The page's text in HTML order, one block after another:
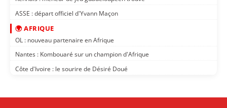
ASSE : départ officiel d'Yvann Maçon
🌍 AFRIQUE
OL : nouveau partenaire en Afrique
Nantes : Kombouaré sur un champion d'Afrique
Côte d'Ivoire : le sourire de Désiré Doué